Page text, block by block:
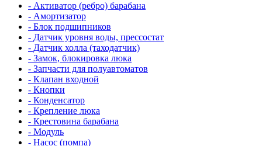
- Активатор (ребро) барабана
- Амортизатор
- Блок подшипников
- Датчик уровня воды, прессостат
- Датчик холла (таходатчик)
- Замок, блокировка люка
- Запчасти для полуавтоматов
- Клапан входной
- Кнопки
- Конденсатор
- Крепление люка
- Крестовина барабана
- Модуль
- Насос (помпа)